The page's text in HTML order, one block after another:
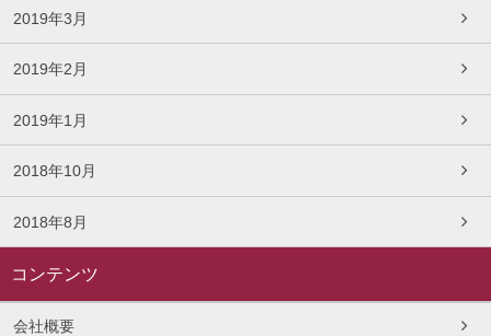
2019年3月
2019年2月
2019年1月
2018年10月
2018年8月
コンテンツ
会社概要